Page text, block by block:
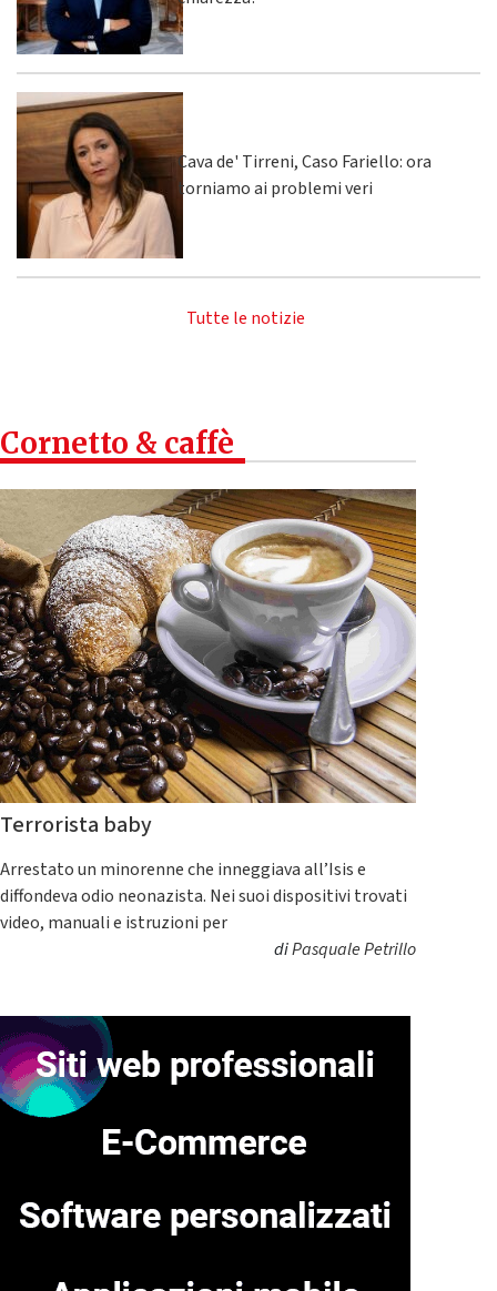
Cava de' Tirreni, Caso Fariello: ora
torniamo ai problemi veri
Tutte le notizie
Cornetto & caffè
Terrorista baby
Arrestato un minorenne che inneggiava all’Isis e
diffondeva odio neonazista. Nei suoi dispositivi trovati
video, manuali e istruzioni per
diPasquale Petrillo